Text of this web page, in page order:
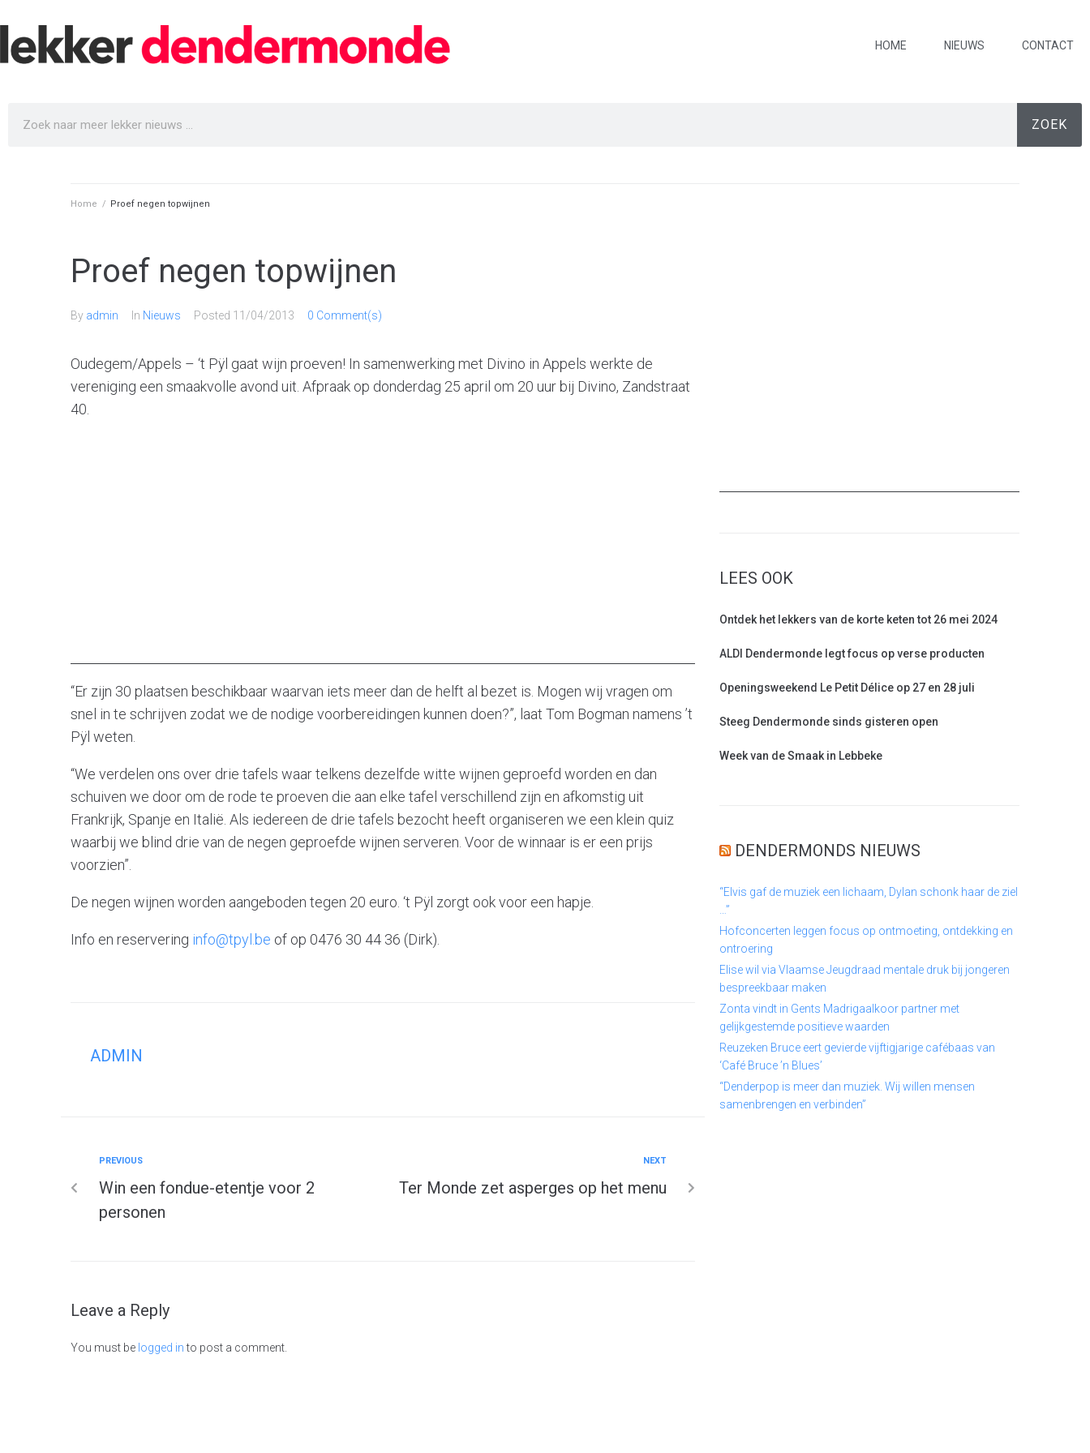
HOME NIEUWS CONTACT
ZOEK
Home / Proef negen topwijnen
Proef negen topwijnen
By admin In Nieuws Posted 11/04/2013 0 Comment(s)
Oudegem/Appels – ‘t Pÿl gaat wijn proeven! In samenwerking met Divino in Appels werkte de
vereniging een smaakvolle avond uit. Afpraak op donderdag 25 april om 20 uur bij Divino, Zandstraat
40.
“Er zijn 30 plaatsen beschikbaar waarvan iets meer dan de helft al bezet is. Mogen wij vragen om
snel in te schrijven zodat we de nodige voorbereidingen kunnen doen?”, laat Tom Bogman namens ’t
Pÿl weten.
“We verdelen ons over drie tafels waar telkens dezelfde witte wijnen geproefd worden en dan
schuiven we door om de rode te proeven die aan elke tafel verschillend zijn en afkomstig uit
Frankrijk, Spanje en Italië. Als iedereen de drie tafels bezocht heeft organiseren we een klein quiz
waarbij we blind drie van de negen geproefde wijnen serveren. Voor de winnaar is er een prijs
voorzien”.
De negen wijnen worden aangeboden tegen 20 euro. ‘t Pÿl zorgt ook voor een hapje.
Info en reservering info@tpyl.be of op 0476 30 44 36 (Dirk).
ADMIN
PREVIOUS
Win een fondue-etentje voor 2
personen
NEXT
Ter Monde zet asperges op het menu
Leave a Reply
You must be logged into post a comment.
LEES OOK
Ontdek het lekkers van de korte keten tot 26 mei 2024
ALDI Dendermonde legt focus op verse producten
Openingsweekend Le Petit Délice op 27 en 28 juli
Steeg Dendermonde sinds gisteren open
Week van de Smaak in Lebbeke
DENDERMONDS NIEUWS
“Elvis gaf de muziek een lichaam, Dylan schonk haar de ziel
…”
Hofconcerten leggen focus op ontmoeting, ontdekking en
ontroering
Elise wil via Vlaamse Jeugdraad mentale druk bij jongeren
bespreekbaar maken
Zonta vindt in Gents Madrigaalkoor partner met
gelijkgestemde positieve waarden
Reuzeken Bruce eert gevierde vijftigjarige cafébaas van
‘Café Bruce ’n Blues’
“Denderpop is meer dan muziek. Wij willen mensen
samenbrengen en verbinden”